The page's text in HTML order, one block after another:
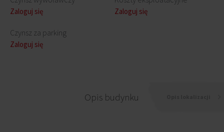
Zaloguj się
Czynsz za parking
Zaloguj się
Zaloguj się
Opis budynku